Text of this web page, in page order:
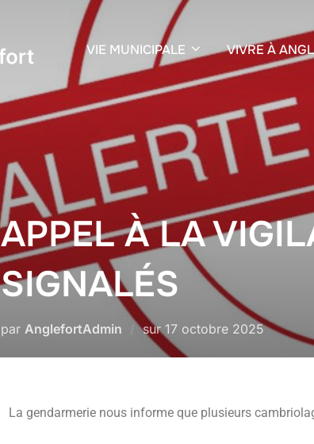
VIE MUNICIPALE VIVRE À
APPEL À LA
SIGNALÉS
par AnglefortAdmin sur17 octobre 2025
La gendarmerie nous informe que plusieurs